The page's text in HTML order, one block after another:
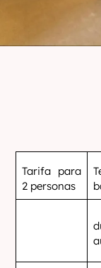
Tarifa para
2 personas